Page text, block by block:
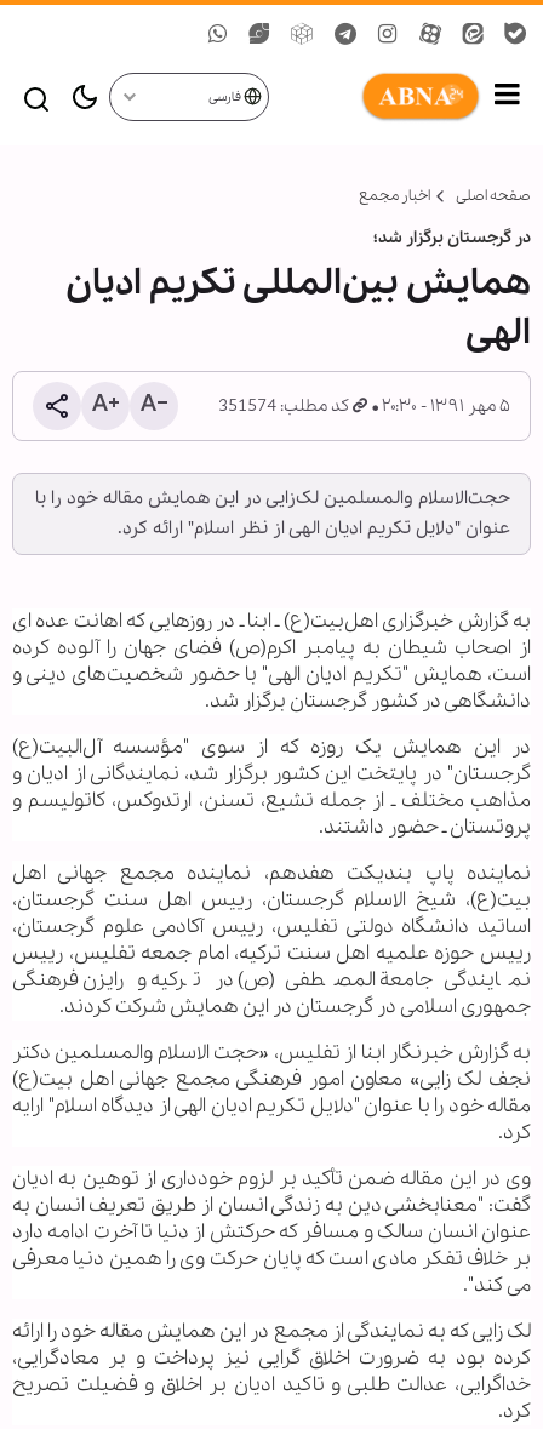
فارسی
صفحه اصلی اخبار مجمع
در گرجستان برگزار شد؛
همایش بین‌المللی تکریم ادیان
الهی
۵ مهر ۱۳۹۱ - ۲۰:۳۰ کد مطلب: 351574
حجت‌الاسلام والمسلمین لک‌زایی در این همایش مقاله خود را با
عنوان "دلایل تکریم ادیان الهی از نظر اسلام" ارائه کرد.
به گزارش خبرگزاری اهل‌بیت(ع) ـ ابنا ـ در روزهایی که اهانت عده ای
از اصحاب شیطان به پیامبر اکرم(ص) فضای جهان را آلوده کرده
است، همایش "تکریم ادیان الهی" با حضور شخصیت‌های دینی و
دانشگاهی در کشور گرجستان برگزار شد.
در این همایش یک روزه که از سوی "مؤسسه آل‌البیت(ع)
گرجستان" در پایتخت این کشور برگزار شد، نمایندگانی از ادیان و
مذاهب مختلف ـ از جمله تشیع، تسنن، ارتدوکس، کاتولیسم و
پروتستان ـ حضور داشتند.
نماینده پاپ بندیکت هفدهم، نماینده مجمع جهانی اهل
بیت(ع)، شیخ الاسلام گرجستان، رییس اهل سنت گرجستان،
اساتید دانشگاه دولتی تفلیس، رییس آکادمی علوم گرجستان،
رییس حوزه علمیه اهل سنت ترکیه، امام جمعه تفلیس، رییس
نمایندگی جامعة المصطفی(ص) در ترکیه و رایزن فرهنگی
جمهوری اسلامی در گرجستان در این همایش شرکت کردند.
به گزارش خبرنگار ابنا از تفلیس، «حجت الاسلام والمسلمین دکتر
نجف لک زایی» معاون امور فرهنگی مجمع جهانی اهل بیت(ع)
مقاله خود را با عنوان "دلایل تکریم ادیان الهی از دیدگاه اسلام" ارایه
کرد.
وی در این مقاله ضمن تأکید بر لزوم خودداری از توهین به ادیان
گفت: "معنابخشی دین به زندگی انسان از طریق تعریف انسان به
عنوان انسان سالک و مسافر که حرکتش از دنیا تا آخرت ادامه دارد
بر خلاف تفکر مادی است که پایان حرکت وی را همین دنیا معرفی
می کند".
لک زایی که به نمایندگی از مجمع در این همایش مقاله خود را ارائه
کرده بود به ضرورت اخلاق گرایی نیز پرداخت و بر معادگرایی،
خداگرایی، عدالت طلبی و تاکید ادیان بر اخلاق و فضیلت تصریح
کرد.